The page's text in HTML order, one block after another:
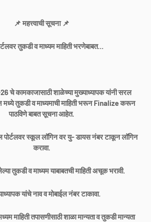
📌 महत्त्वाची सूचना 📌
तुकडी व माध्यम माहिती भरणेबाबत...
चे कामकाजासाठी शाळेच्या मुख्याध्यापक यांनी सरल
मध्ये तुकडी व माध्यमाची माहिती भरून Finalize करून
पाठविणे बाबत सूचना आहेत.
पोर्टलवर स्कूल लॉगिन वर यु- डायस नंबर टाकून लॉगिन
करावा.
तुकडी व माध्यम याबाबतची माहिती अचूक भरावी.
यांचे नाव व मोबाईल नंबर टाकावा.
माहिती तपासणीसाठी शाळा मान्यता व तुकडी मान्यता